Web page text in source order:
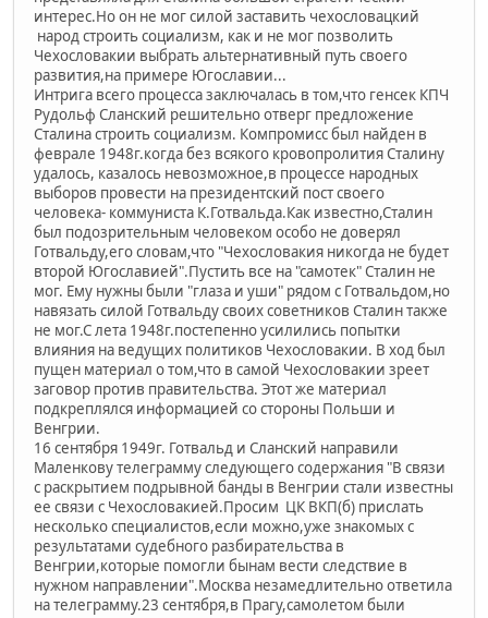
интерес.Но он не мог силой заставить чехословацкий
народ строить социализм, как и не мог позволить
Чехословакии выбрать альтернативный путь своего
развития,на примере Югославии...
Интрига всего процесса заключалась в том,что генсек КПЧ
Рудольф Сланский решительно отверг предложение
Сталина строить социализм. Компромисс был найден в
феврале 1948г.когда без всякого кровопролития Сталину
удалось, казалось невозможное,в процессе народных
выборов провести на президентский пост своего
человека- коммуниста К.Готвальда.Как известно,Сталин
был подозрительным человеком особо не доверял
Готвальду,его словам,что "Чехословакия никогда не будет
второй Югославией".Пустить все на "самотек" Сталин не
мог. Ему нужны были "глаза и уши" рядом с Готвальдом,но
навязать силой Готвальду своих советников Сталин также
не мог.С лета 1948г.постепенно усилились попытки
влияния на ведущих политиков Чехословакии. В ход был
пущен материал о том,что в самой Чехословакии зреет
заговор против правительства. Этот же материал
подкреплялся информацией со стороны Польши и
Венгрии.
16 сентября 1949г. Готвальд и Сланский направили
Маленкову телеграмму следующего содержания "В связи
с раскрытием подрывной банды в Венгрии стали известны
ее связи с Чехословакией.Просим ЦК ВКП(б) прислать
несколько специалистов,если можно,уже знакомых с
результатами судебного разбирательства в
Венгрии,которые помогли бынам вести следствие в
нужном направлении".Москва незамедлительно ответила
на телеграмму.23 сентября,в Прагу,самолетом были